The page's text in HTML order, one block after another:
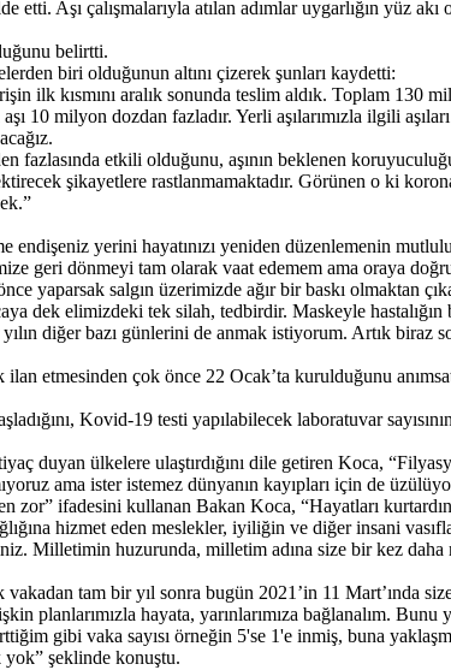
Aşı çalışmalarıyla atılan adımlar uygarlığın yüz akı
belirtti.
biri olduğunun altını çizerek şunları kaydetti:
ilk kısmını aralık sonunda teslim aldık. Toplam 130
10 milyon dozdan fazladır. Yerli aşılarımızla ilgili
fazlasında etkili olduğunu, aşının beklenen
şikayetlere rastlanmamaktadır. Görünen o ki
endişeniz yerini hayatınızı yeniden düzenlemenin
geri dönmeyi tam olarak vaat edemem ama oraya
yaparsak salgın üzerimizde ağır bir baskı
dek elimizdeki tek silah, tedbirdir. Maskeyle hastalığın
diğer bazı günlerini de anmak istiyorum. Artık biraz
etmesinden çok önce 22 Ocak’ta kurulduğunu
Kovid-19 testi yapılabilecek laboratuvar
duyan ülkelere ulaştırdığını dile getiren Koca,
ama ister istemez dünyanın kayıpları için de
zor” ifadesini kullanan Bakan Koca, “Hayatları
hizmet eden meslekler, iyiliğin ve diğer insani
Milletimin huzurunda, milletim adına size bir kez
tam bir yıl sonra bugün 2021’in 11 Mart’ında
planlarımızla hayata, yarınlarımıza bağlanalım.
gibi vaka sayısı örneğin 5'se 1'e inmiş, buna
yok” şeklinde konuştu.